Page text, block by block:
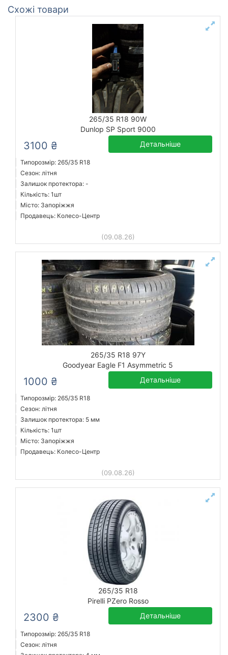
Схожі товари
265/35 R18 90W
Dunlop SP Sport 9000
3100 ₴ Детальніше
Типорозмір: 265/35 R18
Сезон: літня
Залишок протектора: -
Кількість: 1шт
Місто: Запоріжжя
Продавець: Колесо-Центр
(09.08.26)
265/35 R18 97Y
Goodyear Eagle F1 Asymmetric 5
1000 ₴ Детальніше
Типорозмір: 265/35 R18
Сезон: літня
Залишок протектора: 5 мм
Кількість: 1шт
Місто: Запоріжжя
Продавець: Колесо-Центр
(09.08.26)
265/35 R18
Pirelli PZero Rosso
2300 ₴ Детальніше
Типорозмір: 265/35 R18
Сезон: літня